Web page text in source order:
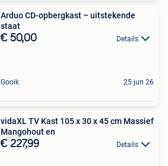
Arduo CD-opbergkast – uitstekende
staat
€ 50,00 Details
Gooik 25 jun 26
vidaXL TV Kast 105 x 30 x 45 cm Massief
Mangohout en
€ 227,99 Details